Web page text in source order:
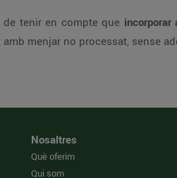
de tenir en compte que
menjar no processat, sense
Nosaltres
Què oferim
Qui som